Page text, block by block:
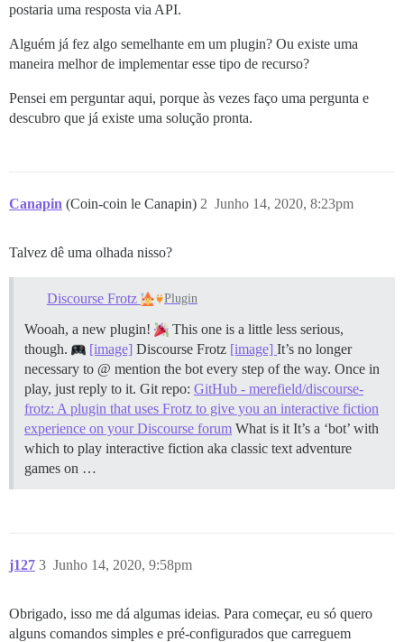
postaria uma resposta via API.
Alguém já fez algo semelhante em um plugin? Ou existe uma
maneira melhor de implementar esse tipo de recurso?
Pensei em perguntar aqui, porque às vezes faço uma pergunta e
descubro que já existe uma solução pronta.
Canapin (Coin-coin le Canapin) Junho 14, 2020, 8:23pm
2
Talvez dê uma olhada nisso?
Discourse Frotz Plugin
Wooah, a new plugin!
This one is a little less serious,
though.
[image] Discourse Frotz [image] It’s no longer
necessary to @ mention the bot every step of the way. Once in
play, just reply to it. Git repo: GitHub - merefield/discourse-
frotz: A plugin that uses Frotz to give you an interactive fiction
experience on your Discourse forum What is it It’s a ‘bot’ with
which to play interactive fiction aka classic text adventure
games on …
j127 Junho 14, 2020, 9:58pm
3
Obrigado, isso me dá algumas ideias. Para começar, eu só quero
alguns comandos simples e pré-configurados que carreguem